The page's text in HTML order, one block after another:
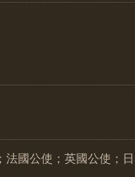
法國公使；英國公使；